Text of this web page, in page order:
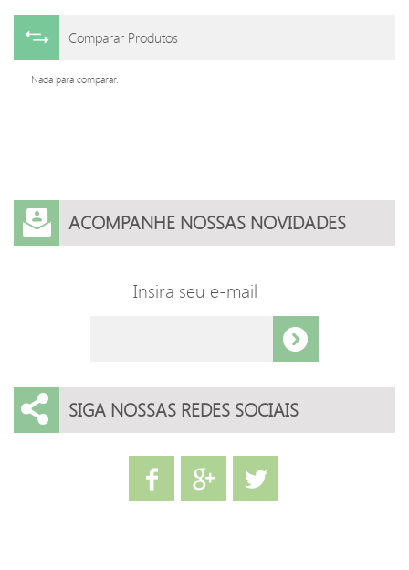
Comparar Produtos
Nada para comparar.
ACOMPANHE NOSSAS NOVIDADES
Insira seu e-mail
SIGA NOSSAS REDES SOCIAIS